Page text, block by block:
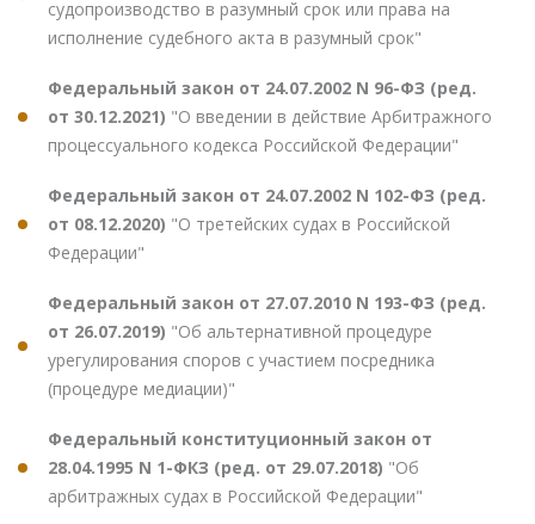
судопроизводство в разумный срок или права на
исполнение судебного акта в разумный срок"
Федеральный закон от 24.07.2002 N 96-ФЗ (ред.
от 30.12.2021) "О введении в действие Арбитражного
процессуального кодекса Российской Федерации"
Федеральный закон от 24.07.2002 N 102-ФЗ (ред.
от 08.12.2020) "О третейских судах в Российской
Федерации"
Федеральный закон от 27.07.2010 N 193-ФЗ (ред.
от 26.07.2019) "Об альтернативной процедуре
урегулирования споров с участием посредника
(процедуре медиации)"
Федеральный конституционный закон от
28.04.1995 N 1-ФКЗ (ред. от 29.07.2018) "Об
арбитражных судах в Российской Федерации"